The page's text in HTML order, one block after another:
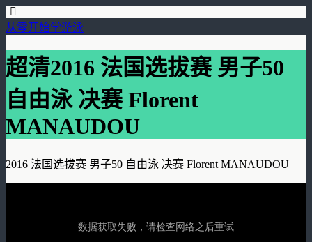
从零开始学游泳
超清2016 法国选拔赛 男子50
自由泳 决赛 Florent
MANAUDOU
2016 法国选拔赛 男子50 自由泳 决赛 Florent MANAUDOU